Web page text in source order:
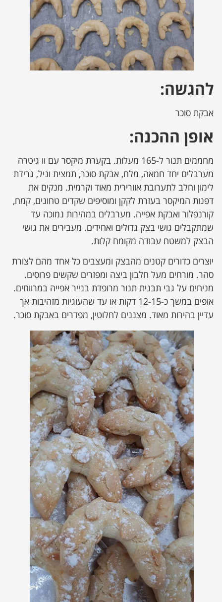
להגשה:
אבקת סוכר
אופן ההכנה:
מחממים תנור ל-165 מעלות. בקערת מיקסר עם וו גיטרה
מערבלים יחד חמאה, מלח, אבקת סוכר, תמצית וניל, גרידת
לימון וחלב לתערובת אוורירית מאוד וקרמית. מנקים את
דפנות המיקסר בעזרת לקקן ומוסיפים שקדים טחונים, קמח,
קורנפלור ואבקת אפייה. מערבלים במהירות נמוכה עד
שמתקבלים גושי בצק גדולים ואחידים. מעבירים את גושי
הבצק למשטח עבודה מקומח קלות.
יוצרים כדורים קטנים מהבצק ומעצבים כל אחד מהם לצורת
סהר. מורחים מעל חלבון ביצה ומפזרים שקשים פרוסים.
מניחים על גבי תבנית תנור מרופדת בנייר אפייה במרווחים.
אופים במשך כ-12-15 דקות או עד שהעוגיות מזהיבות אך
עדיין בהירות מאוד. מצננים לחלוטין, מפדרים באבקת סוכר.